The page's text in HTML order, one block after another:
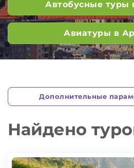
Автобусные туры
Авиатуры в
Дополнительные
Найдено